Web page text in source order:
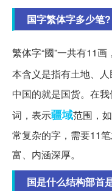
国字繁体字多少笔?
繁体字“國”一共有11
本含义是指有土地、
中国的就是国货。在
词，表示疆域范围，
常复杂的字，需要11
富、内涵深厚。
国是什么结构部首